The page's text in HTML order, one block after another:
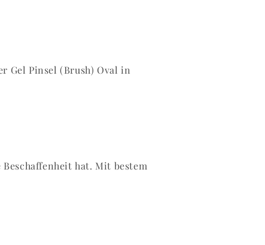
Gel Pinsel (Brush) Oval in
hat. Mit bestem